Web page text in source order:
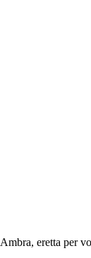
eretta per